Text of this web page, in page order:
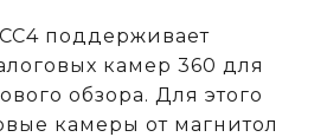
поддерживает
камер 360 для
обзора. Для этого
камеры от магнитол